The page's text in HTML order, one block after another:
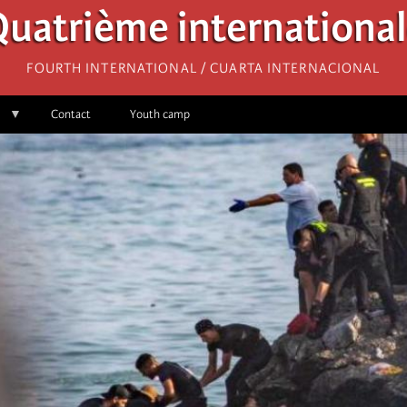
Fourth International / Cuarta Internacional
Contact Youth camp